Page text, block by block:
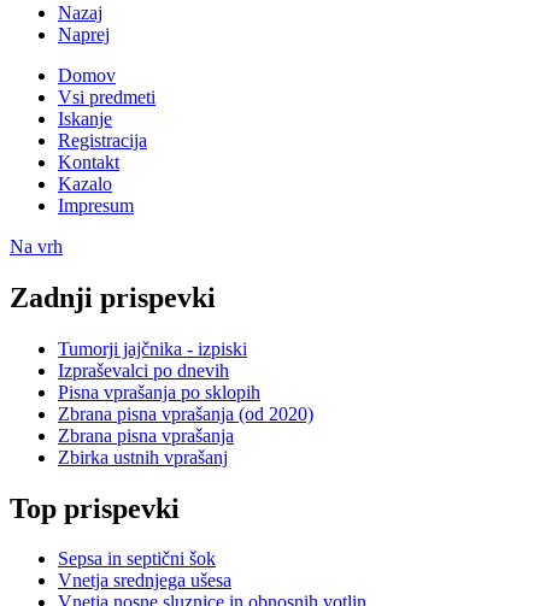
Nazaj
Naprej
Domov
Vsi predmeti
Iskanje
Registracija
Kontakt
Kazalo
Impresum
Na vrh
Zadnji prispevki
Tumorji jajčnika - izpiski
Izpraševalci po dnevih
Pisna vprašanja po sklopih
Zbrana pisna vprašanja (od 2020)
Zbrana pisna vprašanja
Zbirka ustnih vprašanj
Top prispevki
Sepsa in septični šok
Vnetja srednjega ušesa